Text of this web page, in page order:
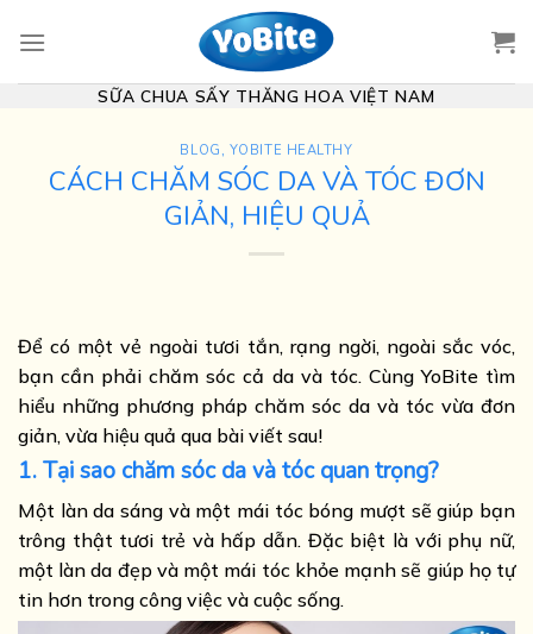
SỮA CHUA SẤY THĂNG HOA VIỆT NAM
BLOG , YOBITE HEALTHY
CÁCH CHĂM SÓC DA VÀ TÓC ĐƠN
GIẢN, HIỆU QUẢ
Để có một vẻ ngoài tươi tắn, rạng ngời, ngoài sắc vóc,
bạn cần phải chăm sóc cả da và tóc. Cùng YoBite tìm
hiểu những phương pháp chăm sóc da và tóc vừa đơn
giản, vừa hiệu quả qua bài viết sau!
1. Tại sao chăm sóc da và tóc quan trọng?
Một làn da sáng và một mái tóc bóng mượt sẽ giúp bạn
trông thật tươi trẻ và hấp dẫn. Đặc biệt là với phụ nữ,
một làn da đẹp và một mái tóc khỏe mạnh sẽ giúp họ tự
tin hơn trong công việc và cuộc sống.